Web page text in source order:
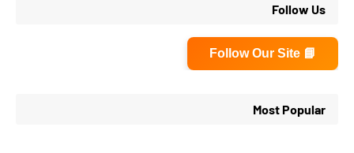
Follow Us
📘 Follow Our Site
Most Popular